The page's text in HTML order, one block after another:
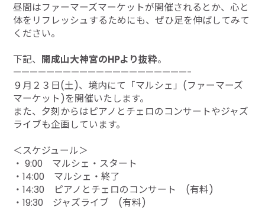
昼間はファーマーズマーケットが開催されるとか、心と
体をリフレッシュするためにも、ぜひ足を伸ばしてみて
ください。
下記、 開成山大神宮のHPより抜粋。
—————————————————————-
９月２３日(土)、境内にて「マルシェ」(ファーマーズ
マーケット)を開催いたします。
また、夕刻からはピアノとチェロのコンサートやジャズ
ライブも企画しています。
＜スケジュール＞
・ 9:00 マルシェ・スタート
・14:00 マルシェ・終了
・14:30 ピアノとチェロのコンサート (有料)
・19:30 ジャズライブ (有料)